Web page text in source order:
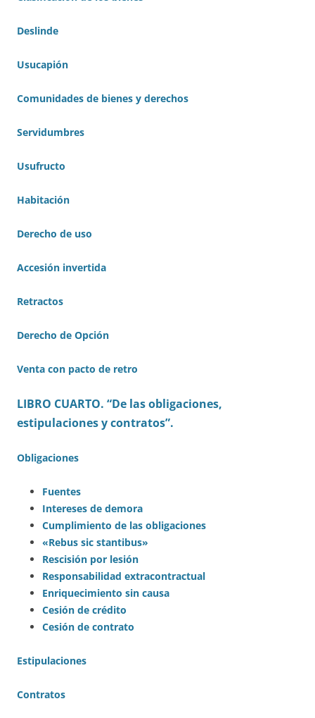
Deslinde
Usucapión
Comunidades de bienes y derechos
Servidumbres
Usufructo
Habitación
Derecho de uso
Accesión invertida
Retractos
Derecho de Opción
Venta con pacto de retro
LIBRO CUARTO. “De las obligaciones,
estipulaciones y contratos”.
Obligaciones
Fuentes
Intereses de demora
Cumplimiento de las obligaciones
«Rebus sic stantibus»
Rescisión por lesión
Responsabilidad extracontractual
Enriquecimiento sin causa
Cesión de crédito
Cesión de contrato
Estipulaciones
Contratos